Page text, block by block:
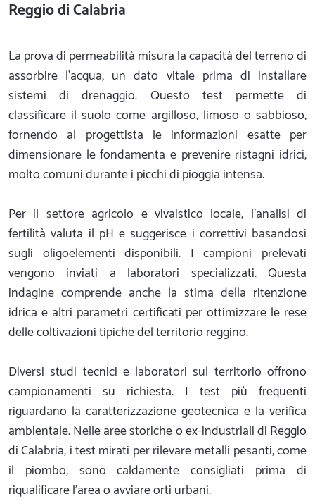
Reggio di Calabria
La prova di permeabilità misura la capacità del terreno di
assorbire l'acqua, un dato vitale prima di installare
sistemi di drenaggio. Questo test permette di
classificare il suolo come argilloso, limoso o sabbioso,
fornendo al progettista le informazioni esatte per
dimensionare le fondamenta e prevenire ristagni idrici,
molto comuni durante i picchi di pioggia intensa.
Per il settore agricolo e vivaistico locale, l'analisi di
fertilità valuta il pH e suggerisce i correttivi basandosi
sugli oligoelementi disponibili. I campioni prelevati
vengono inviati a laboratori specializzati. Questa
indagine comprende anche la stima della ritenzione
idrica e altri parametri certificati per ottimizzare le rese
delle coltivazioni tipiche del territorio reggino.
Diversi studi tecnici e laboratori sul territorio offrono
campionamenti su richiesta. I test più frequenti
riguardano la caratterizzazione geotecnica e la verifica
ambientale. Nelle aree storiche o ex-industriali di Reggio
di Calabria, i test mirati per rilevare metalli pesanti, come
il piombo, sono caldamente consigliati prima di
riqualificare l'area o avviare orti urbani.